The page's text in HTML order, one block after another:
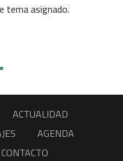
tema asignado.
ACTUALIDAD
AGENDA
CONTACTO